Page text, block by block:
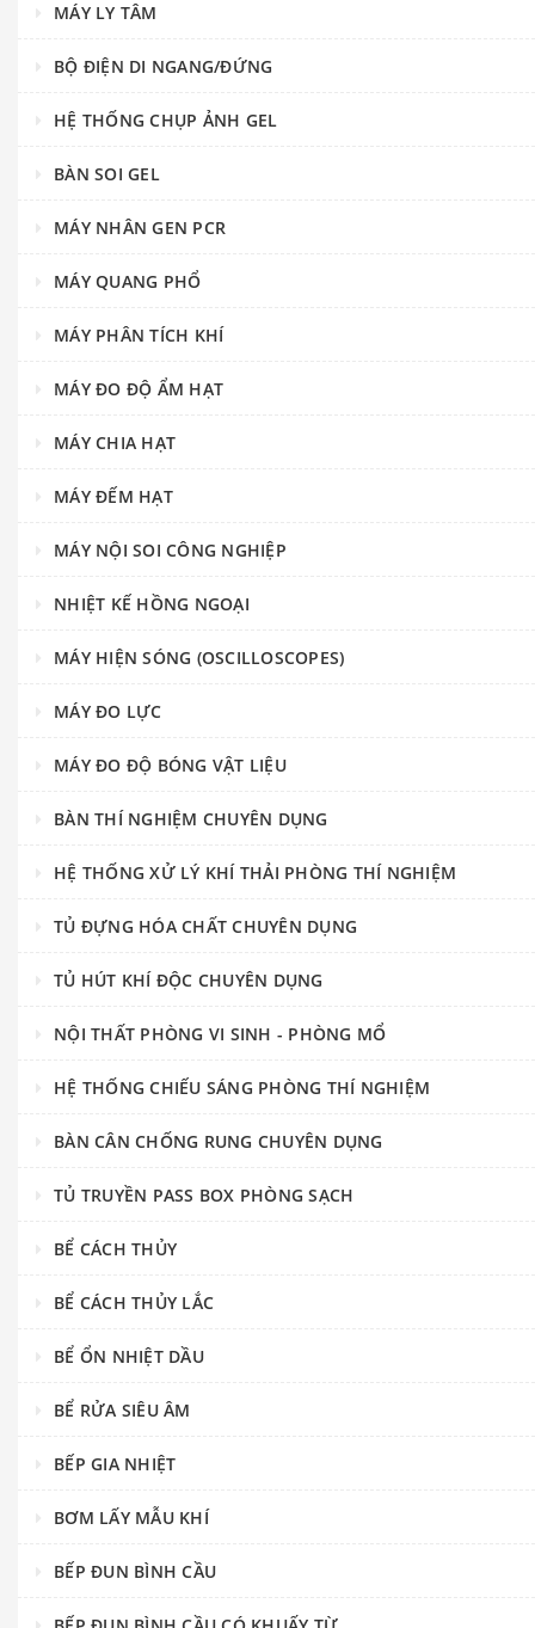
MÁY LY TÂM
BỘ ĐIỆN DI NGANG/ĐỨNG
HỆ THỐNG CHỤP ẢNH GEL
BÀN SOI GEL
MÁY NHÂN GEN PCR
MÁY QUANG PHỔ
MÁY PHÂN TÍCH KHÍ
MÁY ĐO ĐỘ ẨM HẠT
MÁY CHIA HẠT
MÁY ĐẾM HẠT
MÁY NỘI SOI CÔNG NGHIỆP
NHIỆT KẾ HỒNG NGOẠI
MÁY HIỆN SÓNG (OSCILLOSCOPES)
MÁY ĐO LỰC
MÁY ĐO ĐỘ BÓNG VẬT LIỆU
BÀN THÍ NGHIỆM CHUYÊN DỤNG
HỆ THỐNG XỬ LÝ KHÍ THẢI PHÒNG THÍ NGHIỆM
TỦ ĐỰNG HÓA CHẤT CHUYÊN DỤNG
TỦ HÚT KHÍ ĐỘC CHUYÊN DỤNG
NỘI THẤT PHÒNG VI SINH - PHÒNG MỔ
HỆ THỐNG CHIẾU SÁNG PHÒNG THÍ NGHIỆM
BÀN CÂN CHỐNG RUNG CHUYÊN DỤNG
TỦ TRUYỀN PASS BOX PHÒNG SẠCH
BỂ CÁCH THỦY
BỂ CÁCH THỦY LẮC
BỂ ỔN NHIỆT DẦU
BỂ RỬA SIÊU ÂM
BẾP GIA NHIỆT
BƠM LẤY MẪU KHÍ
BẾP ĐUN BÌNH CẦU